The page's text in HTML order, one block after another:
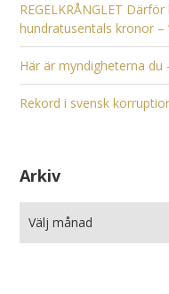
REGELKRÅNGLET
hundratusentals kronor –
Här är myndigheterna du
Rekord i svensk
Arkiv